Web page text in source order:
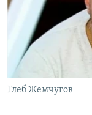
ПОБЕДИТЕЛЕЙ НЕ
ELIFBE
УКРАИНСКАЯ
ПРИСОЕДИНЯЙТЕСЬ!
Все сайты RFE/
Глеб Жемчугов